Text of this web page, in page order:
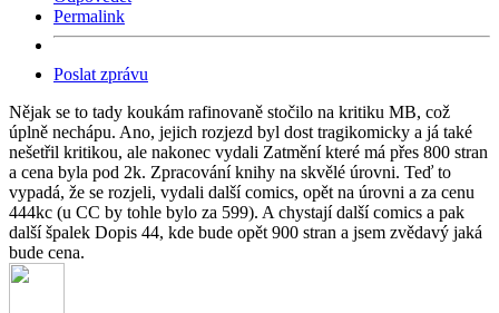
Permalink
Poslat zprávu
Nějak se to tady koukám rafinovaně stočilo na kritiku MB, což
úplně nechápu. Ano, jejich rozjezd byl dost tragikomicky a já také
nešetřil kritikou, ale nakonec vydali Zatmění které má přes 800 stran
a cena byla pod 2k. Zpracování knihy na skvělé úrovni. Teď to
vypadá, že se rozjeli, vydali další comics, opět na úrovni a za cenu
444kc (u CC by tohle bylo za 599). A chystají další comics a pak
další špalek Dopis 44, kde bude opět 900 stran a jsem zvědavý jaká
bude cena.